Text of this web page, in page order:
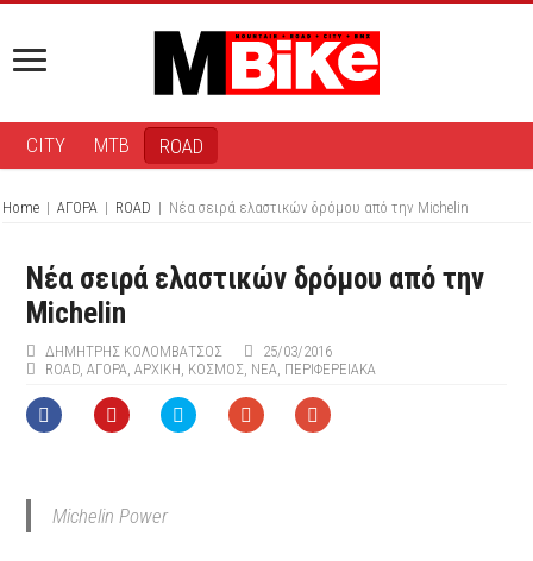
CITY MTB ROAD
Home | ΑΓΟΡΑ | ROAD | Nέα σειρά ελαστικών δρόμου από την Michelin
Nέα σειρά ελαστικών δρόμου από την
Michelin
ΔΗΜΉΤΡΗΣ ΚΟΛΟΜΒΆΤΣΟΣ
25/03/2016
ROAD ,ΑΓΟΡΑ ,ΑΡΧΙΚΉ ΚΟΣΜΟΣ ΝΕΑ ΠΕΡΙΦΕΡΕΙΑΚΆ
Michelin Power